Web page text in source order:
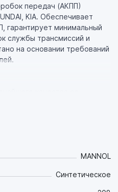
передач (АКПП)
KIA. Обеспечивает
гарантирует минимальный
службы трансмиссий и
на основании требований
в комбинации с
свойства при низких
нагрузках и
присадок
свойства для
MANNOL
Синтетическое